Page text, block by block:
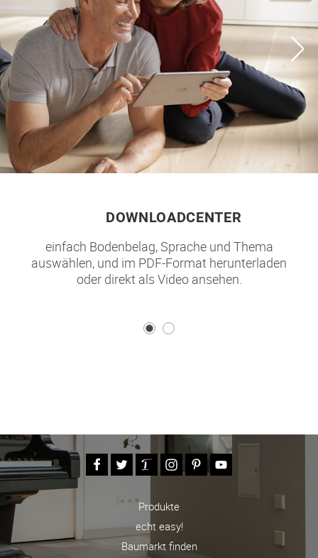
DOWNLOADCENTER
einfach Bodenbelag, Sprache und Thema
auswählen, und im PDF-Format herunterladen
oder direkt als Video ansehen.
Produkte
echt easy!
Baumarkt finden